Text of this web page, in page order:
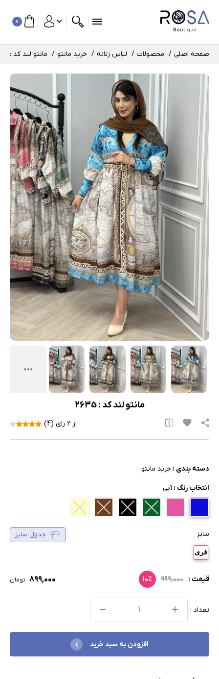
0
صفحه اصلی محصولات لباس زنانه خرید مانتو مانتو لند کد : 2635
مانتو لند کد : 2635
از 2 رای (4)
دسته بندی : خرید مانتو
انتخاب رنگ :آبی
سایز جدول سایز
فری
قیمت : ۹۹۹,۰۰۰ ۱۰٪ ۸۹۹,۰۰۰ تومان
تعداد :
افزودن به سبد خرید